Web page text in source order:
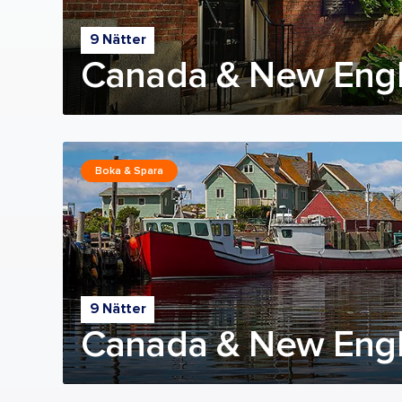
9 Nätter
Canada & New
9 Nätter
Canada & New
Boka & Spara